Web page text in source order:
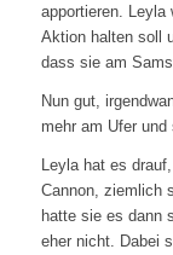
apportieren.
Aktion halten soll
dass sie am
Nun gut,
mehr am Ufer
Leyla hat es
Cannon, ziemlich
hatte sie es dann
eher nicht. Dabei